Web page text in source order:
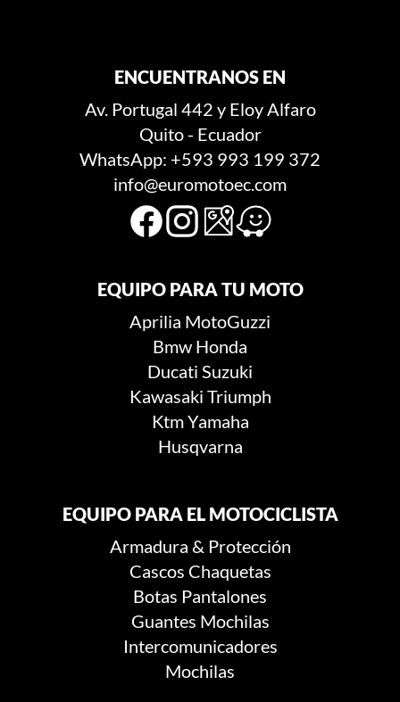
ENCUENTRANOS EN
Av. Portugal 442 y Eloy Alfaro
Quito - Ecuador
WhatsApp: +593 993 199 372
info@euromotoec.com
EQUIPO PARA TU MOTO
Aprilia MotoGuzzi
Bmw Honda
Ducati Suzuki
Kawasaki Triumph
KtmYamaha
Husqvarna
EQUIPO PARA EL MOTOCICLISTA
Armadura & Protección
Cascos Chaquetas
Botas Pantalones
Guantes Mochilas
Intercomunicadores
Mochilas